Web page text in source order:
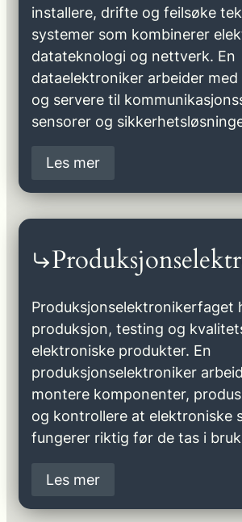
installere, drifte og feilsøke
systemer som kombinerer
datateknologi og nettverk. En
dataelektroniker arbeider
og servere til
sensorer og
Les mer
Produksjonselektronikerfaget
produksjon, testing og
elektroniske produkter. En
produksjonselektroniker
montere komponenter,
og kontrollere at elektroniske
fungerer riktig før de tas i
Les mer